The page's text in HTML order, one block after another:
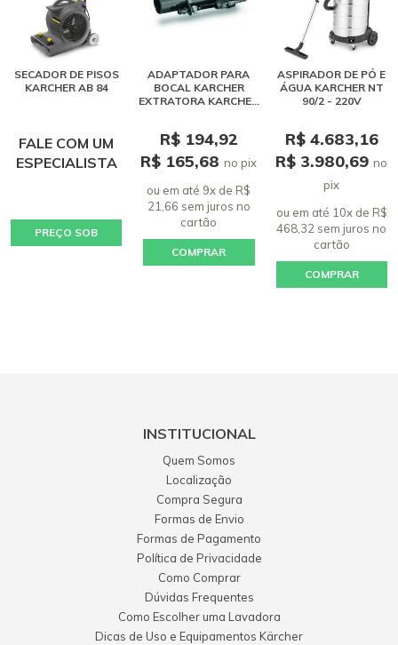
SECADOR DE PISOS
KARCHER AB 84
FALE COM UM
ESPECIALISTA
PREÇO SOB
ADAPTADOR PARA
BOCAL KARCHER
EXTRATORA KARCHER
R$ 194,92
R$ 165,68no pix
ou em até 9x de R$
21,66 sem juros no
cartão
COMPRAR
ASPIRADOR DE PÓ E
ÁGUA KARCHER NT
90/2 - 220V
R$ 4.683,16
R$ 3.980,69no
pix
ou em até 10x de R$
468,32 sem jurosno
cartão
COMPRAR
INSTITUCIONAL
Quem Somos
Localização
Compra Segura
Formas de Envio
Formas de Pagamento
Política de Privacidade
Como Comprar
Dúvidas Frequentes
Como Escolher uma Lavadora
Dicas de Uso e Equipamentos Kärcher